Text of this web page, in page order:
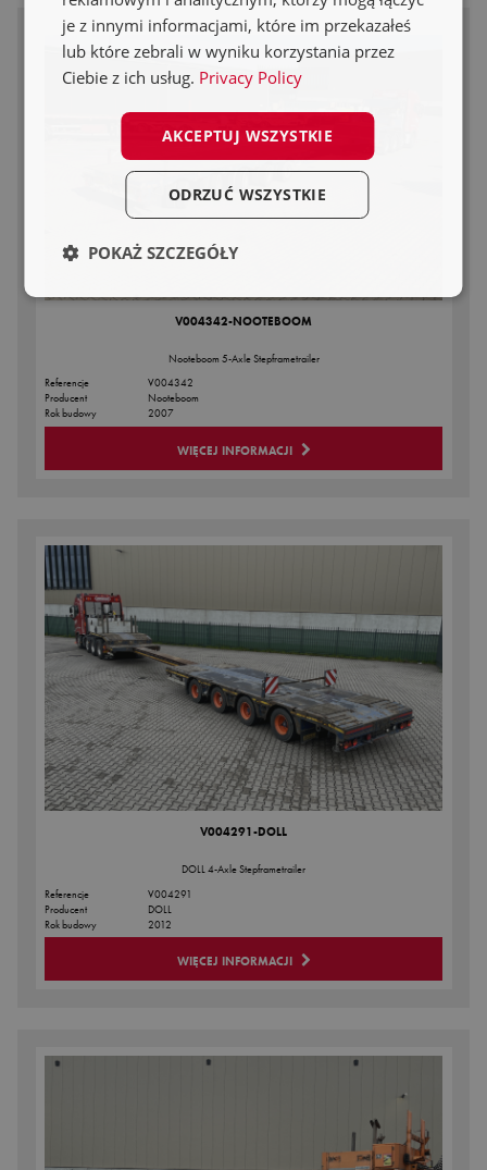
V004342-NOOTEBOOM
Nooteboom 5-Axle Stepframetrailer
Referencje
V004342
Producent
Nooteboom
Rok budowy
2007
WIĘCEJ INFORMACJI
V004291-DOLL
DOLL 4-Axle Stepframetrailer
Referencje
V004291
Producent
DOLL
Rok budowy
2012
WIĘCEJ INFORMACJI
je z innymi informacjami, które im przekazałeś
lub które zebrali w wyniku korzystania przez
Ciebie z ich usług. Privacy Policy
AKCEPTUJ WSZYSTKIE
ODRZUĆ WSZYSTKIE
POKAŻ SZCZEGÓŁY